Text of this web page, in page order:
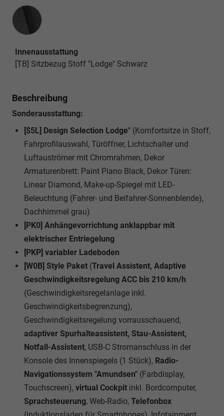
Innenausstattung
Innenausstattung
[TB] Sitzbezug Stoff "Lodge" Schwarz
Beschreibung
Sonderausstattung:
[$5L] Design Selection Lodge" (Komfortsitze in Stoff,
Fahrprofilauswahl, Türöffner, Lichtschalter und
Luftauströmer mit Chromrahmen, Dekor
Armaturenbrett: Paint Piano Black, Dekor Türen:
Linear Diamond, Make-up-Spiegel mit LED-
Beleuchtung (Fahrer- und Beifahrer-Sonnenblende),
Dachhimmel grau)
[PK0] Anhängevorrichtung anklappbar mit
elektrischer Entriegelung
[PKP] variabler Ladeboden
[W0B] Style Paket (Travel Assistent, Adaptive
Geschwindigkeitsregelung ACC bis 210 km/h
(Geschwindigkeitsregelanlage inkl.
Geschwindigkeitsbegrenzung),
Geschwindigkeitsregelung vorrausschauend,
adaptiver Spurhalteassistent, Stau-Assistent,
Notfall-Assistent, USB-C Stromanschluss in der
Konsole des Innenspiegels (1 Stück), Radio-
Navigationssystem "Amundsen" (Farbdisplay,
Touchscreen), virtual Cockpit inkl. Bordcomputer,
Sprachsteuerung, Web-Radio, Telefonbox